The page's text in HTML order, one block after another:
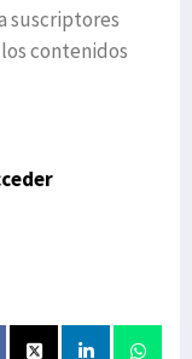
suscriptores
contenidos